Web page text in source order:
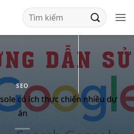
SEO
có ích thực chiến nhiều dự
án